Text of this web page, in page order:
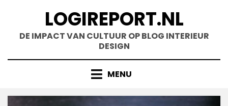
inhoud
LOGIREPORT.NL
DE IMPACT VAN CULTUUR OP BLOG INTERIEUR
DESIGN
MENU